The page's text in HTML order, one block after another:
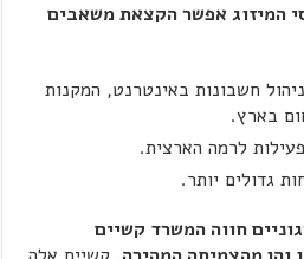
המיזוג אפשר הקצאת משאבים
חשבונות באינטרנט, המקנות
בארץ.
לרמה הארצית.
גדולים יותר.
חווה המשרד קשיים